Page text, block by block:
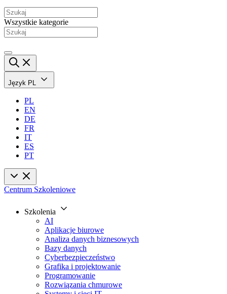
Wszystkie kategorie
Język PL
PL
EN
DE
FR
IT
ES
PT
Centrum Szkoleniowe
Szkolenia
AI
Aplikacje biurowe
Analiza danych biznesowych
Bazy danych
Cyberbezpieczeństwo
Grafika i projektowanie
Programowanie
Rozwiązania chmurowe